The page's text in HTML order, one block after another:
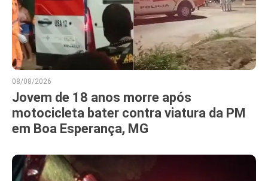
08/08/2026
Jovem de 18 anos morre após
motocicleta bater contra viatura da PM
em Boa Esperança, MG